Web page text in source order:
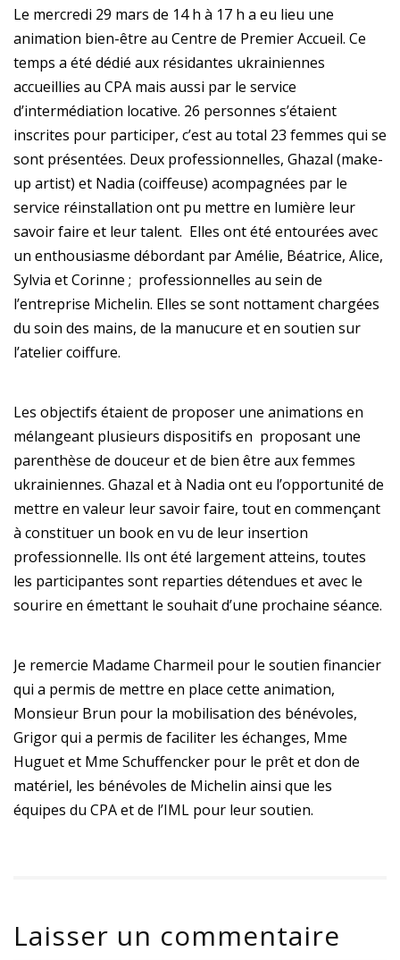
Le mercredi 29 mars de 14 h à 17 h a eu lieu une
animation bien-être au Centre de Premier Accueil. Ce
temps a été dédié aux résidantes ukrainiennes
accueillies au CPA mais aussi par le service
d’intermédiation locative. 26 personnes s’étaient
inscrites pour participer, c’est au total 23 femmes qui se
sont présentées. Deux professionnelles, Ghazal (make-
up artist) et Nadia (coiffeuse) acompagnées par le
service réinstallation ont pu mettre en lumière leur
savoir faire et leur talent. Elles ont été entourées avec
un enthousiasme débordant par Amélie, Béatrice, Alice,
Sylvia et Corinne ; professionnelles au sein de
l’entreprise Michelin. Elles se sont nottament chargées
du soin des mains, de la manucure et en soutien sur
l’atelier coiffure.
Les objectifs étaient de proposer une animations en
mélangeant plusieurs dispositifs en proposant une
parenthèse de douceur et de bien être aux femmes
ukrainiennes. Ghazal et à Nadia ont eu l’opportunité de
mettre en valeur leur savoir faire, tout en commençant
à constituer un book en vu de leur insertion
professionnelle. Ils ont été largement atteins, toutes
les participantes sont reparties détendues et avec le
sourire en émettant le souhait d’une prochaine séance.
Je remercie Madame Charmeil pour le soutien financier
qui a permis de mettre en place cette animation,
Monsieur Brun pour la mobilisation des bénévoles,
Grigor qui a permis de faciliter les échanges, Mme
Huguet et Mme Schuffencker pour le prêt et don de
matériel, les bénévoles de Michelin ainsi que les
équipes du CPA et de l’IML pour leur soutien.
Laisser un commentaire